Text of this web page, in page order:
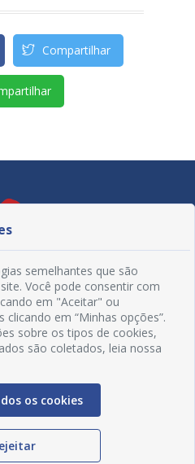
Compartilhar
Sociais
semelhantes que são
Você pode consentir com
em "Aceitar" ou
clicando em “Minhas opções”.
sobre os tipos de cookies,
são coletados, leia nossa
os cookies